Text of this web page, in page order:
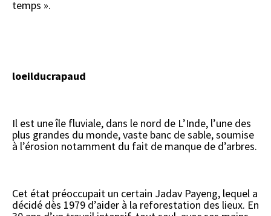
temps ».
loeilducrapaud
Il est une île fluviale, dans le nord de L’Inde, l’une des
plus grandes du monde, vaste banc de sable, soumise
à l’érosion notamment du fait de manque de d’arbres.
Cet état préoccupait un certain Jadav Payeng, lequel a
décidé dès 1979 d’aider à la reforestation des lieux. En